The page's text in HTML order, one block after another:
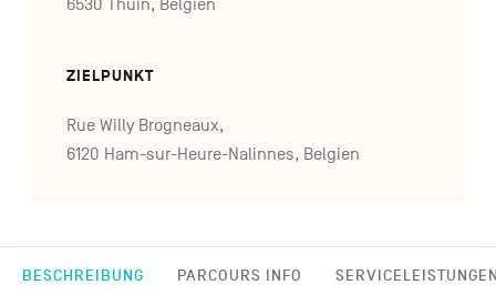
BESCHREIBUNG PARCOURS INFO
6530 Thuin, Belgien
ZIELPUNKT
Rue Willy Brogneaux,
6120 Ham-sur-Heure-Nalinnes, Belgien